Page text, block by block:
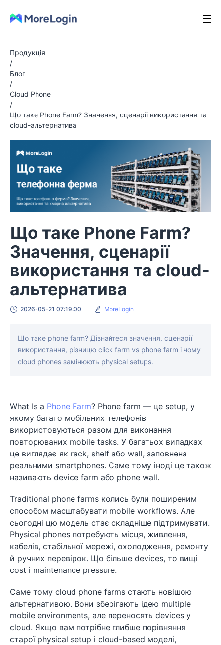
Продукція
/
Блог
/
Cloud Phone
/
Що таке Phone Farm? Значення, сценарії використання та
cloud-альтернатива
Що таке Phone Farm?
Значення, сценарії
використання та cloud-
альтернатива
2026-05-21 07:19:00 MoreLogin
Що таке phone farm? Дізнайтеся значення, сценарії
використання, різницю click farm vs phone farm і чому
cloud phones замінюють physical setups.
What Is a Phone Farm? Phone farm — це setup, у
якому багато мобільних телефонів
використовуються разом для виконання
повторюваних mobile tasks. У багатьох випадках
це виглядає як rack, shelf або wall, заповнена
реальними smartphones. Саме тому іноді це також
називають device farm або phone wall.
Traditional phone farms колись були поширеним
способом масштабувати mobile workflows. Але
сьогодні цю модель стає складніше підтримувати.
Physical phones потребують місця, живлення,
кабелів, стабільної мережі, охолодження, ремонту
й ручних перевірок. Що більше devices, то вищі
cost і maintenance pressure.
Саме тому cloud phone farms стають новішою
альтернативою. Вони зберігають ідею multiple
mobile environments, але переносять devices у
cloud. Якщо вам потрібне глибше порівняння
старої physical setup і cloud-based моделі,